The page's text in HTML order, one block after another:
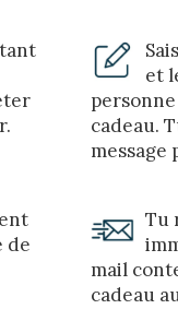
et
cadeau.
message
de
Tu
mail
cadeau